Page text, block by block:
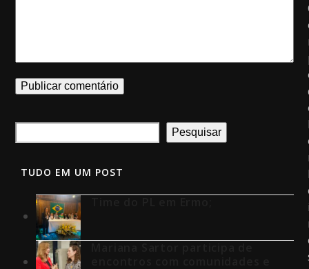
Pesquisar
TUDO EM UM POST